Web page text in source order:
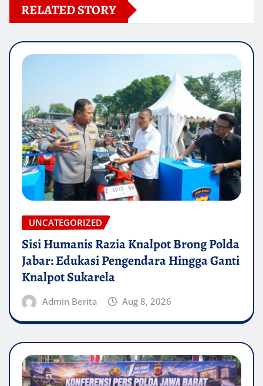
RELATED STORY
UNCATEGORIZED
Sisi Humanis Razia Knalpot Brong Polda
Jabar: Edukasi Pengendara Hingga Ganti
Knalpot Sukarela
Admin Berita Aug 8, 2026